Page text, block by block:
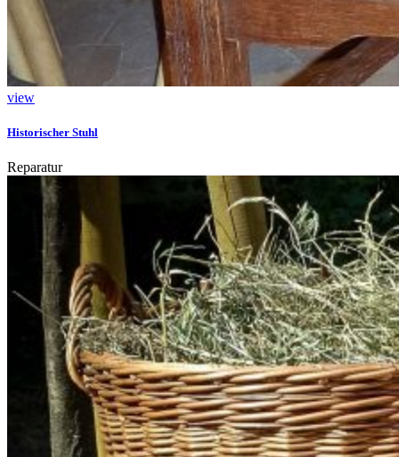
view
Historischer Stuhl
Reparatur